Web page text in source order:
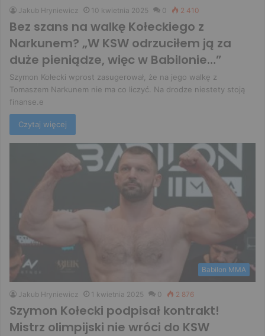
Jakub Hryniewicz 10 kwietnia 2025 0 2 410
Bez szans na walkę Kołeckiego z
Narkunem? „W KSW odrzuciłem ją za
duże pieniądze, więc w Babilonie…”
Szymon Kołecki wprost zasugerował, że na jego walkę z
Tomaszem Narkunem nie ma co liczyć. Na drodze niestety stoją
finanse.e
Czytaj więcej
Babilon MMA
Jakub Hryniewicz 1 kwietnia 2025 0 2 876
Szymon Kołecki podpisał kontrakt!
Mistrz olimpijski nie wróci do KSW